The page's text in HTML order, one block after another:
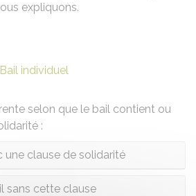
expliquons.
Bail individuel
selon que le bail contient ou
:
une clause de solidarité
sans cette clause